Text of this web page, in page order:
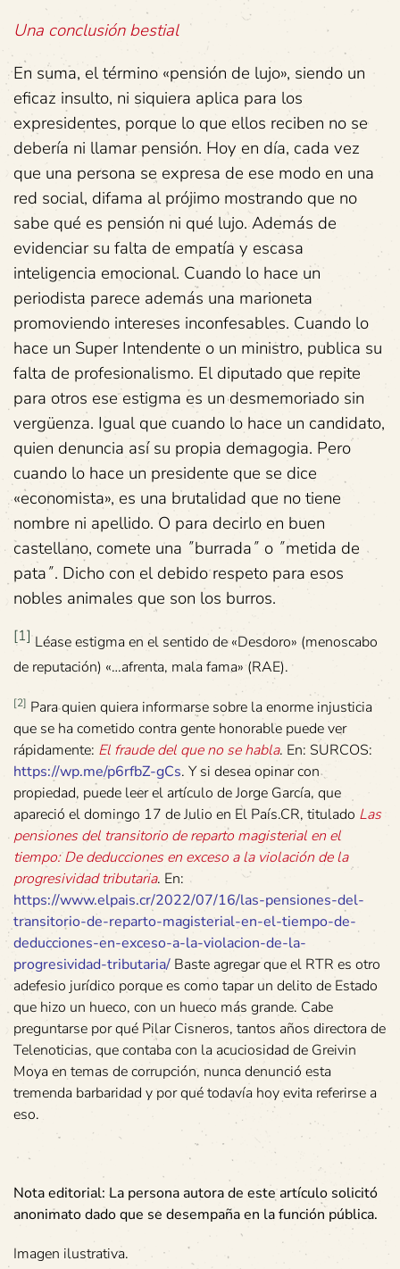
Una conclusión bestial
En suma, el término «pensión de lujo», siendo un
eficaz insulto, ni siquiera aplica para los
expresidentes, porque lo que ellos reciben no se
debería ni llamar pensión. Hoy en día, cada vez
que una persona se expresa de ese modo en una
red social, difama al prójimo mostrando que no
sabe qué es pensión ni qué lujo. Además de
evidenciar su falta de empatía y escasa
inteligencia emocional. Cuando lo hace un
periodista parece además una marioneta
promoviendo intereses inconfesables. Cuando lo
hace un Super Intendente o un ministro, publica su
falta de profesionalismo. El diputado que repite
para otros ese estigma es un desmemoriado sin
vergüenza. Igual que cuando lo hace un candidato,
quien denuncia así su propia demagogia. Pero
cuando lo hace un presidente que se dice
«economista», es una brutalidad que no tiene
nombre ni apellido. O para decirlo en buen
castellano, comete una ˝burrada˝ o ˝metida de
pata˝. Dicho con el debido respeto para esos
nobles animales que son los burros.
[1] Léase estigma en el sentido de «Desdoro» (menoscabo
de reputación) «…afrenta, mala fama» (RAE).
[2] Para quien quiera informarse sobre la enorme injusticia
que se ha cometido contra gente honorable puede ver
rápidamente: El fraude del que no se habla. En: SURCOS:
https://wp.me/p6rfbZ-gCs. Y si desea opinar con
propiedad, puede leer el artículo de Jorge García, que
apareció el domingo 17 de Julio en El País.CR, titulado Las
pensiones del transitorio de reparto magisterial en el
tiempo: De deducciones en exceso a la violación de la
progresividad tributaria. En:
https://www.elpais.cr/2022/07/16/las-pensiones-del-
transitorio-de-reparto-magisterial-en-el-tiempo-de-
deducciones-en-exceso-a-la-violacion-de-la-
progresividad-tributaria/ Baste agregar que el RTR es otro
adefesio jurídico porque es como tapar un delito de Estado
que hizo un hueco, con un hueco más grande. Cabe
preguntarse por qué Pilar Cisneros, tantos años directora de
Telenoticias, que contaba con la acuciosidad de Greivin
Moya en temas de corrupción, nunca denunció esta
tremenda barbaridad y por qué todavía hoy evita referirse a
eso.
Nota editorial: La persona autora de este artículo solicitó
anonimato dado que se desempaña en la función pública.
Imagen ilustrativa.